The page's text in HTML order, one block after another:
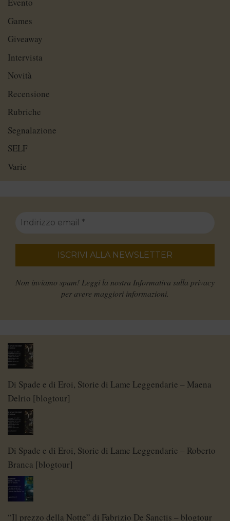
Evento
Games
Giveaway
Intervista
Novità
Recensione
Rubriche
Segnalazione
SELF
Varie
Non inviamo spam! Leggi la nostra Informativa sulla privacy
per avere maggiori informazioni.
Di Spade e di Eroi, Storie di Lame Leggendarie – Maena
Delrio [blogtour]
Di Spade e di Eroi, Storie di Lame Leggendarie – Roberto
Branca [blogtour]
“Il prezzo della Notte” di Fabrizio De Sanctis – blogtour